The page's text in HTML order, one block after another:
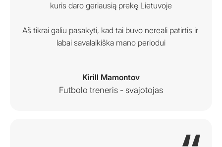
kuris daro geriausią prekę Lietuvoje
Aš tikrai galiu pasakyti, kad tai buvo nereali patirtis ir
labai savalaikiška mano periodui
Kirill Mamontov
Futbolo treneris - svajotojas